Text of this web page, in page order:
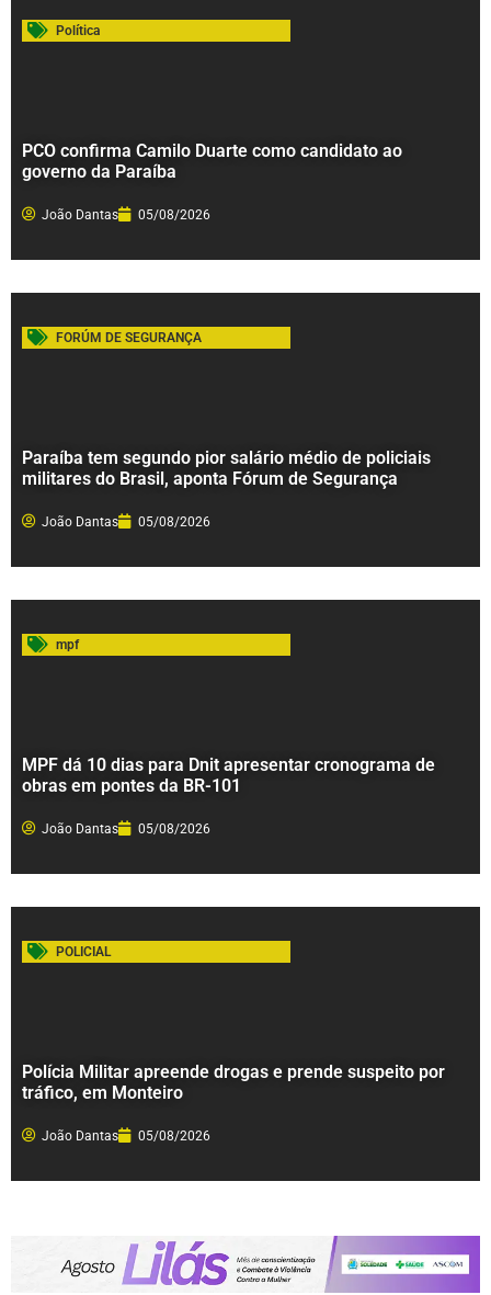
Política
PCO confirma Camilo Duarte como candidato ao
governo da Paraíba
João Dantas 05/08/2026
FORÚM DE SEGURANÇA
Paraíba tem segundo pior salário médio de policiais
militares do Brasil, aponta Fórum de Segurança
João Dantas 05/08/2026
mpf
MPF dá 10 dias para Dnit apresentar cronograma de
obras em pontes da BR-101
João Dantas 05/08/2026
POLICIAL
Polícia Militar apreende drogas e prende suspeito por
tráfico, em Monteiro
João Dantas 05/08/2026